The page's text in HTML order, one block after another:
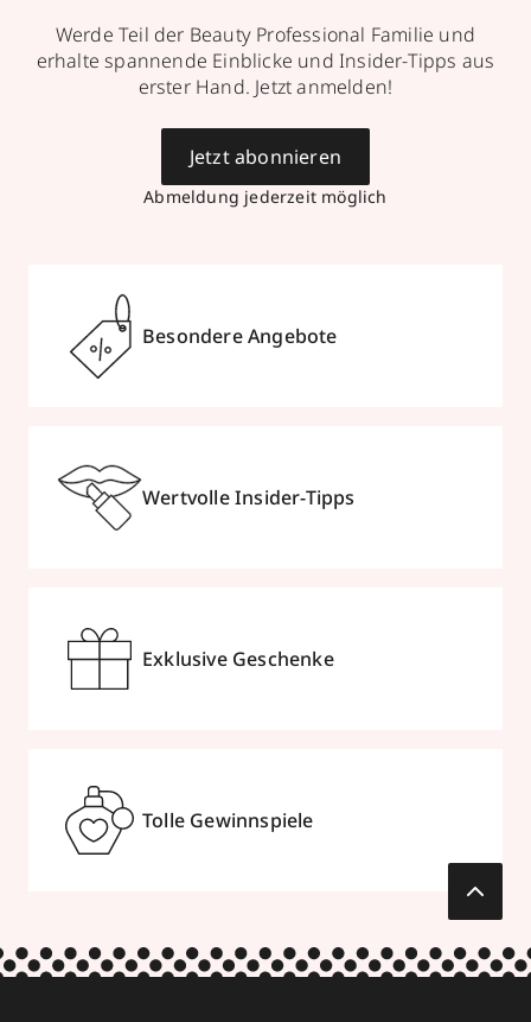
Werde Teil der Beauty Professional Familie und
erhalte spannende Einblicke und Insider-Tipps aus
erster Hand. Jetzt anmelden!
Abmeldung jederzeit möglich
Jetzt abonnieren
Besondere Angebote
Wertvolle Insider-Tipps
Exklusive Geschenke
Tolle Gewinnspiele